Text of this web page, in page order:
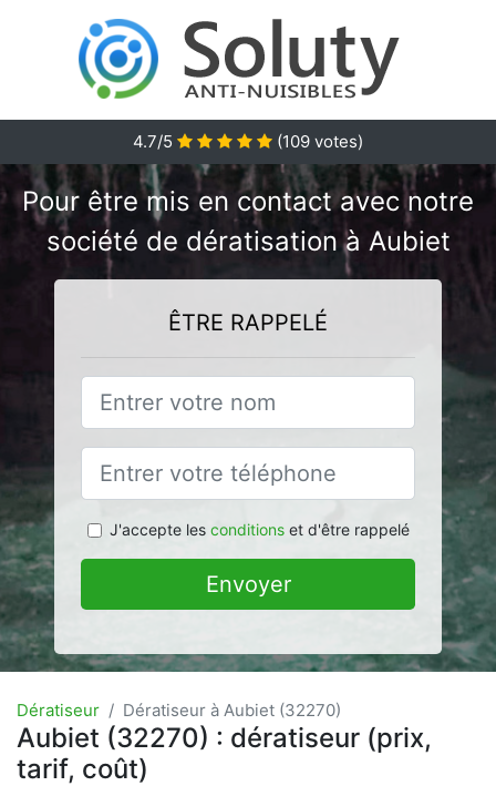
4.7/5 (109 votes)
Pour être mis en contact avec notre
société de dératisation à Aubiet
ÊTRE RAPPELÉ
J'accepte les conditionset d'être rappelé
Envoyer
Dératiseur Dératiseur à Aubiet (32270)
Aubiet (32270) : dératiseur (prix,
tarif, coût)